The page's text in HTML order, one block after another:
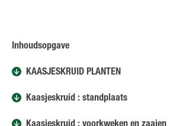
Inhoudsopgave
KAASJESKRUID PLANTEN
Kaasjeskruid : standplaats